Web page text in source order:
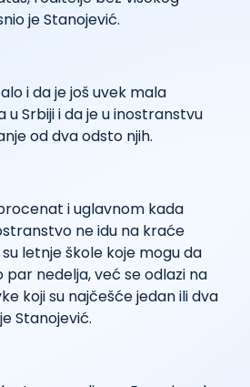
je Stanojević.
i da je još uvek mala
Srbiji i da je u inostranstvu
od dva odsto njih.
i uglavnom kada
ne idu na kraće
letnje škole koje mogu da
nedelja, već se odlazi na
koji su najčešće jedan ili dva
Stanojević.